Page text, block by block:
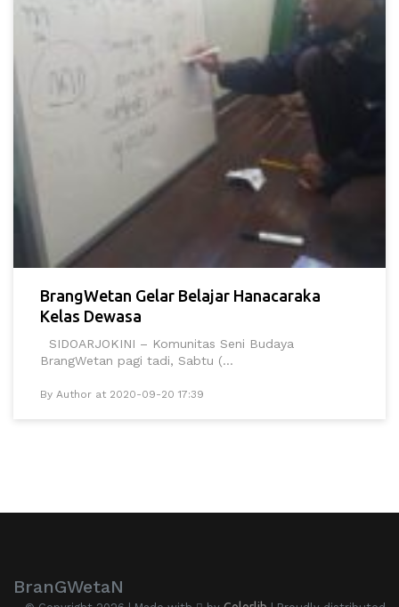
BrangWetan Gelar Belajar Hanacaraka
Kelas Dewasa
SIDOARJOKINI – Komunitas Seni Budaya
BrangWetan pagi tadi, Sabtu (...
By Author at 2020-09-20 17:39
BranGWetaN